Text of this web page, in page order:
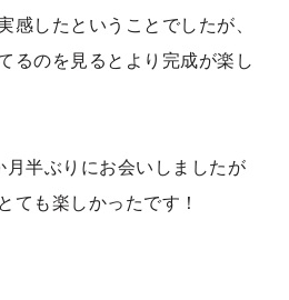
感したということでしたが、
るのを見るとより完成が楽し
半ぶりにお会いしましたが
ても楽しかったです！